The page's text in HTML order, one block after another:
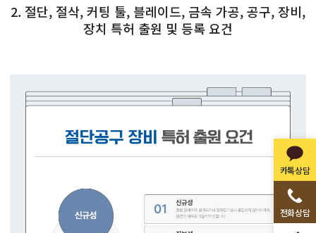
카톡상담
전화상담
2. 절단, 절삭, 커팅 툴, 블레이드, 금속 가공, 공구, 장비,
장치 특허 출원 및 등록 요건